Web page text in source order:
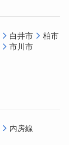
白井市
柏市
市川市
内房線